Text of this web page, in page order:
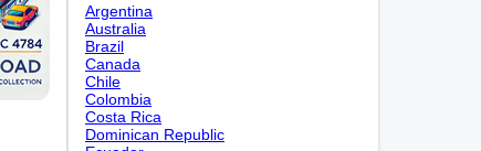
Argentina
Australia
Brazil
Canada
Chile
Colombia
Costa Rica
Dominican Republic